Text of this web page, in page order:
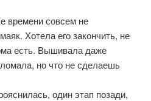
времени совсем не
Хотела его закончить, не
есть. Вышивала даже
но что не сделаешь
один этап позади,